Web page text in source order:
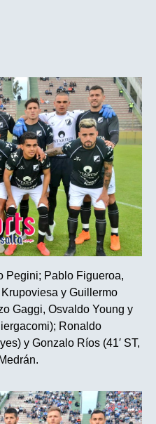
Pegini; Pablo Figueroa,
y Guillermo
Gaggi, Osvaldo Young y
Ronaldo
y Gonzalo Ríos (41′ ST,